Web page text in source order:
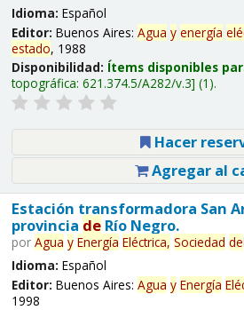
Idioma: Español
Editor: Buenos Aires: Agua y energía
estado, 1988
Disponibilidad: Ítems disponibles
topográfica: 621.374.5/A282/v.3 (1).
Hacer
Agregar al
Estación transformadora San
provincia deRío Negro.
por Agua y Energía Eléctrica, Sociedad de
Idioma: Español
Editor: Buenos Aires: Agua y Energía
1998